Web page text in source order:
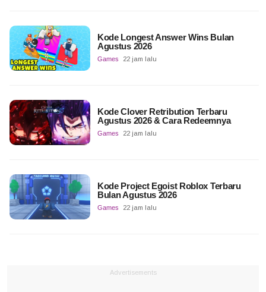
Kode Longest Answer Wins Bulan
Agustus 2026
Games 22 jam lalu
Kode Clover Retribution Terbaru
Agustus 2026 & Cara Redeemnya
Games 22 jam lalu
Kode Project Egoist Roblox Terbaru
Bulan Agustus 2026
Games 22 jam lalu
Advertisements